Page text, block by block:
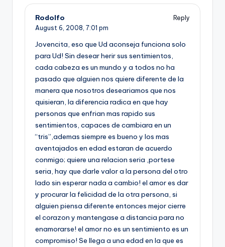
Rodolfo
Reply
August 6, 2008, 7:01 pm
Jovencita, eso que Ud aconseja funciona solo
para Ud! Sin desear herir sus sentimientos,
cada cabeza es un mundo y a todos no ha
pasado que alguien nos quiere diferente de la
manera que nosotros deseariamos que nos
quisieran, la diferencia radica en que hay
personas que enfrian mas rapido sus
sentimientos, capaces de cambiara en un
“tris”,ademas siempre es bueno y los mas
aventajados en edad estaran de acuerdo
conmigo; quiere una relacion seria ,portese
seria, hay que darle valor a la persona del otro
lado sin esperar nada a cambio! el amor es dar
y procurar la felicidad de la otra persona, si
alguien piensa diferente entonces mejor cierre
el corazon y mantengase a distancia para no
enamorarse! el amor no es un sentimiento es un
compromiso! Se llega a una edad en la que es